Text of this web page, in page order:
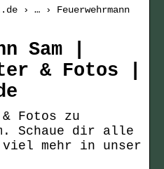
› … › Feuerwehrmann
Sam |
& Fotos |
Fotos zu
Schaue dir alle
viel mehr in unser